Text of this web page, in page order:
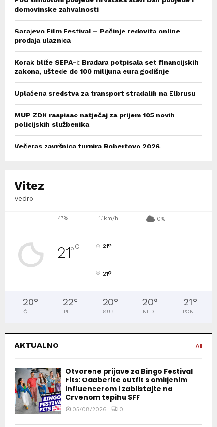
domovinske zahvalnosti
Sarajevo Film Festival – Počinje redovita online
prodaja ulaznica
Korak bliže SEPA-i: Bradara potpisala set financijskih
zakona, uštede do 100 milijuna eura godišnje
Uplaćena sredstva za transport stradalih na Elbrusu
MUP ZDK raspisao natječaj za prijem 105 novih
policijskih službenika
Večeras završnica turnira Robertovo 2026.
Vitez
Vedro
47% 1.1km/h 0%
21°C 21°
21°
20°
ČET
22°
PET
20°
SUB
20°
NED
21°
PON
AKTUALNO All
Otvorene prijave za Bingo Festival
Fits: Odaberite outfit s omiljenim
influencerom i zablistajte na
Crvenom tepihu SFF
05/08/2026 0